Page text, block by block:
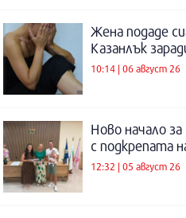
Жена подаде
Казанлък
10:14 | 06 август 26
Ново начало
с подкрепата
12:32 | 05 август 26